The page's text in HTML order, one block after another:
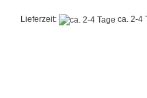
Lieferzeit: ca. 2-4